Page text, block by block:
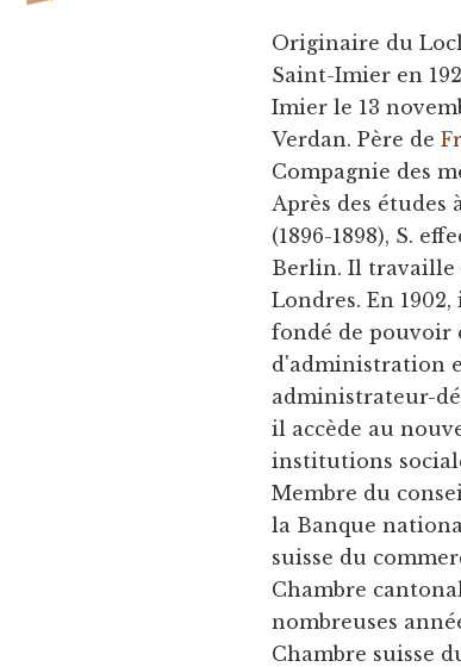
Originaire du
Saint-Imier en
Imier le 13
Verdan. Père de
Compagnie des
Après des
(1896-1898), S.
Berlin. Il travaille
Londres. En
fondé de pouvoir
d'administration
administrateur-
il accède au
institutions
Membre du
la Banque
suisse du
Chambre
nombreuses
Chambre suisse